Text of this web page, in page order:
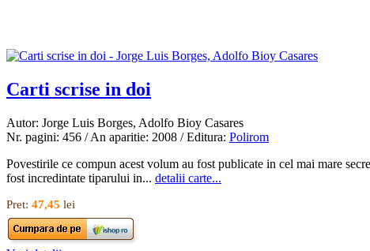
Carti scrise in doi
Autor: Jorge Luis Borges, Adolfo Bioy Casares
Nr. pagini: 456 / An aparitie: 2008 / Editura: Polirom
Povestirile ce compun acest volum au fost publicate in cel mai mare
fost incredintate tiparului in... detalii carte...
Pret: 47,45 lei